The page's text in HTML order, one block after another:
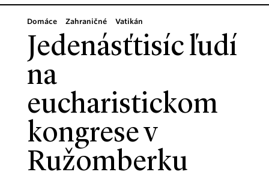
Domáce Zahraničné Vatikán
Jedenásťtisíc ľudí
na
eucharistickom
kongrese v
Ružomberku